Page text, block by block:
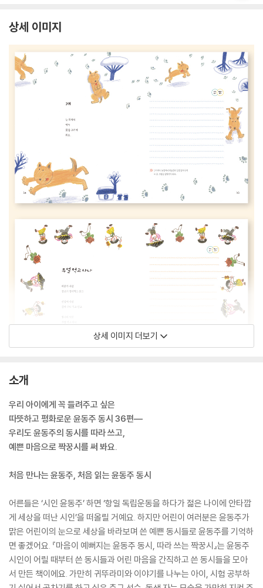
상세 이미지
상세 이미지 더보기
소개
우리 아이에게 꼭 들려주고 싶은
따뜻하고 평화로운 윤동주 동시 36편―
우리도 윤동주의 동시를 따라 쓰고,
예쁜 마음으로 짝꿍시를 써 봐요.
처음 만나는 윤동주, 처음 읽는 윤동주 동시
어른들은 ‘시인 윤동주’ 하면 ‘항일 독립운동을 하다가 젊은 나이에 안타깝
게 세상을 떠난 시인’을 떠올릴 거예요. 하지만 어린이 여러분은 윤동주가
맑은 어린이의 눈으로 세상을 바라보며 쓴 예쁜 동시들로 윤동주를 기억하
면 좋겠어요. 『마음이 예뻐지는 윤동주 동시, 따라 쓰는 짝꿍시』는 윤동주
시인이 어릴 때부터 쓴 동시들과 어린 마음을 간직하고 쓴 동시들을 모아
서 만든 책이에요. 가만히 귀뚜라미와 이야기를 나누는 아이, 시험 공부하